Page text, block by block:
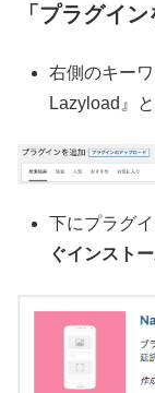
「プラグイ
右側のキー
Lazyload』と
下にプラグ
ぐインスト